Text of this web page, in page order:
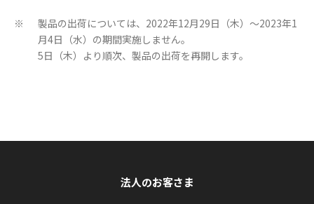
※
製品の出荷については、2022年12月29日（木）～2023年1
月4日（水）の期間実施しません。
5日（木）より順次、製品の出荷を再開します。
法人のお客さま